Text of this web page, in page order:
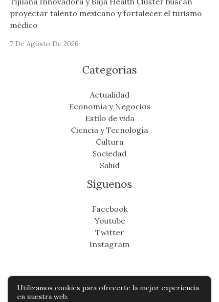
proyectar talento mexicano y fortalecer el turismo
médico
7 De Agosto De 2026
Categorías
Actualidad
Economía y Negocios
Estilo de vida
Ciencia y Tecnología
Cultura
Sociedad
Salud
Síguenos
Facebook
Youtube
Twitter
Instagram
Copyright © Todos os direitos reservados -
Utilizamos cookies para ofrecerte la mejor experiencia
en nuestra web.